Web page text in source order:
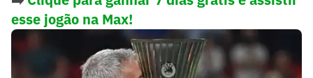
esse jogão na Max!